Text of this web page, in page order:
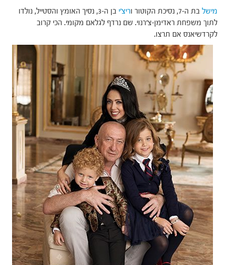
מישל בת ה-7, נסיכת הקוטור ו ריצ'י
בן ה-3, נסיך האומץ והסטייל, נולדו
לתוך משפחת ראדימן-צ'רנוי. שם נרדף לגלאם מקומי. הכי קרוב
לקרדשיאנס אם תרצו.